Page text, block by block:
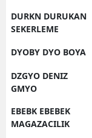
DURKN DURUKAN
SEKERLEME
DYOBY DYO BOYA
DZGYO DENIZ
GMYO
EBEBK EBEBEK
MAGAZACILIK